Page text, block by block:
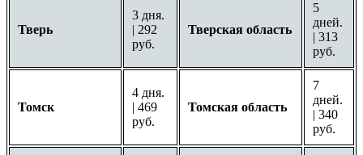
Тверь
3 дня.
| 292
руб.
Тверская область
5
дней.
| 313
руб.
Томск
4 дня.
| 469
руб.
Томская область
7
дней.
| 340
руб.